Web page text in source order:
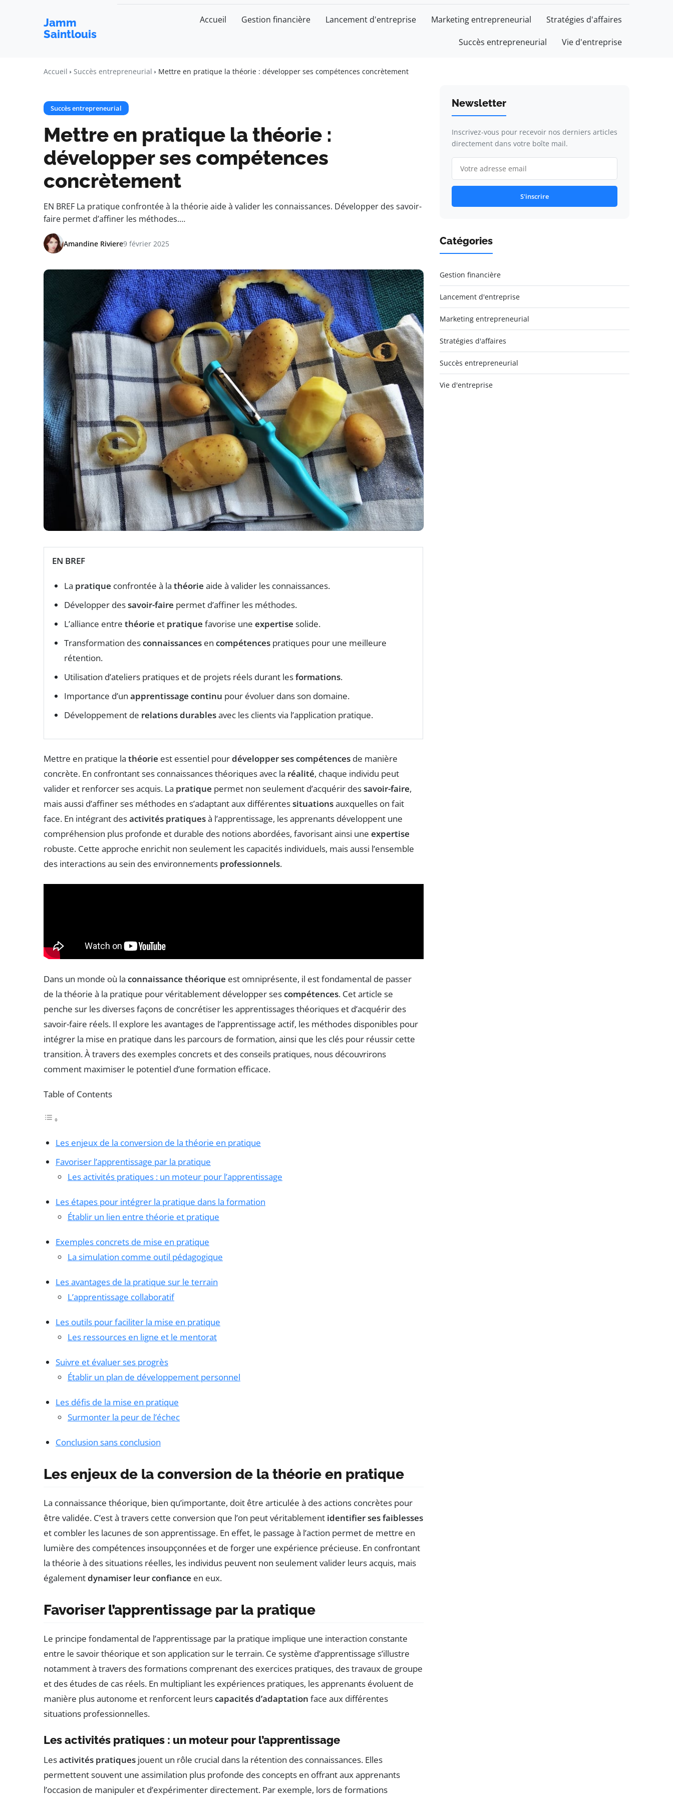
Jamm
Saintlouis
Accueil Gestion financière Lancement d'entreprise Marketing entrepreneurial Stratégies d'affaires
Succès entrepreneurial Vie d'entreprise
Accueil Succès entrepreneurial Mettre en pratique la théorie : développer ses compétences concrètement
Succès entrepreneurial
Mettre en pratique la théorie :
développer ses compétences
concrètement
EN BREF La pratique confrontée à la théorie aide à valider les connaissances. Développer des savoir-
faire permet d’affiner les méthodes.…
Amandine Riviere9 février 2025
EN BREF
La pratique confrontée à la théorie aide à valider les connaissances.
Développer dessavoir-faire permet d’affiner les méthodes.
L’alliance entre théorie et pratique favorise une expertise solide.
Transformation desconnaissances en compétences pratiques pour une meilleure
rétention.
Utilisation d’ateliers pratiques et de projets réels durant lesformations.
Importance d’un apprentissage continu pour évoluer dans son domaine.
Développement de relations durablesavec les clients via l’application pratique.
Mettre en pratique la théorie est essentiel pourdévelopper ses compétences de manière
concrète. En confrontant ses connaissances théoriques avec la réalité, chaque individu peut
valider et renforcer ses acquis. La pratique permet non seulement d’acquérir dessavoir-faire,
mais aussi d’affiner ses méthodes en s’adaptant aux différentessituationsauxquelles on fait
face. En intégrant desactivités pratiquesà l’apprentissage, les apprenants développent une
compréhension plus profonde et durable des notions abordées, favorisant ainsi une expertise
robuste. Cette approche enrichit non seulement les capacités individuels, mais aussi l’ensemble
des interactions au sein des environnements professionnels.
Dans un monde où la connaissance théorique est omniprésente, il est fondamental de passer
de la théorie à la pratique pour véritablement développer sescompétences. Cet article se
penche sur les diverses façons de concrétiser les apprentissages théoriques et d’acquérir des
savoir-faire réels. Il explore les avantages de l’apprentissage actif, les méthodes disponibles pour
intégrer la mise en pratique dans les parcours de formation, ainsi que les clés pour réussir cette
transition. À travers des exemples concrets et des conseils pratiques, nous découvrirons
comment maximiser le potentiel d’une formation efficace.
Table of Contents
Les enjeux de la conversion de la théorie en pratique
Favoriser l’apprentissage par la pratique
Les activités pratiques : un moteur pour l’apprentissage
Les étapes pour intégrer la pratique dans la formation
Établir un lien entre théorie et pratique
Exemples concrets de mise en pratique
La simulation comme outil pédagogique
Les avantages de la pratique sur le terrain
L’apprentissage collaboratif
Les outils pour faciliter la mise en pratique
Les ressources en ligne et le mentorat
Suivre et évaluer ses progrès
Établir un plan de développement personnel
Les défis de la mise en pratique
Surmonter la peur de l’échec
Conclusion sans conclusion
Les enjeux de la conversion de la théorie en pratique
La connaissance théorique, bien qu’importante, doit être articulée à des actions concrètes pour
être validée. C’est à travers cette conversion que l’on peut véritablement identifier ses faiblesses
et combler les lacunes de son apprentissage. En effet, le passage à l’action permet de mettre en
lumière des compétences insoupçonnées et de forger une expérience précieuse. En confrontant
la théorie à des situations réelles, les individus peuvent non seulement valider leurs acquis, mais
égalementdynamiser leur confiance en eux.
Favoriser l’apprentissage par la pratique
Le principe fondamental de l’apprentissage par la pratique implique une interaction constante
entre le savoir théorique et son application sur le terrain. Ce système d’apprentissage s’illustre
notamment à travers des formations comprenant des exercices pratiques, des travaux de groupe
et des études de cas réels. En multipliant les expériences pratiques, les apprenants évoluent de
manière plus autonome et renforcent leurscapacités d’adaptation face aux différentes
situations professionnelles.
Les activités pratiques : un moteur pour l’apprentissage
Lesactivités pratiques jouent un rôle crucial dans la rétention des connaissances. Elles
permettent souvent une assimilation plus profonde des concepts en offrant aux apprenants
l’occasion de manipuler et d’expérimenter directement. Par exemple, lors de formations
Newsletter
Inscrivez-vous pour recevoir nos derniers articles
directement dans votre boîte mail.
S'inscrire
Catégories
Gestion financière
Lancement d'entreprise
Marketing entrepreneurial
Stratégies d'affaires
Succès entrepreneurial
Vie d'entreprise